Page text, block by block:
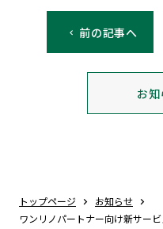
前の記事へ
お
トップページ
お知らせ
ワンリノパートナー向け新サー